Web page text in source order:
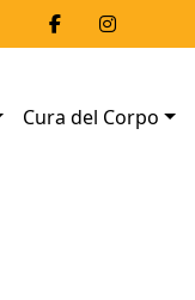
Cura del Corpo